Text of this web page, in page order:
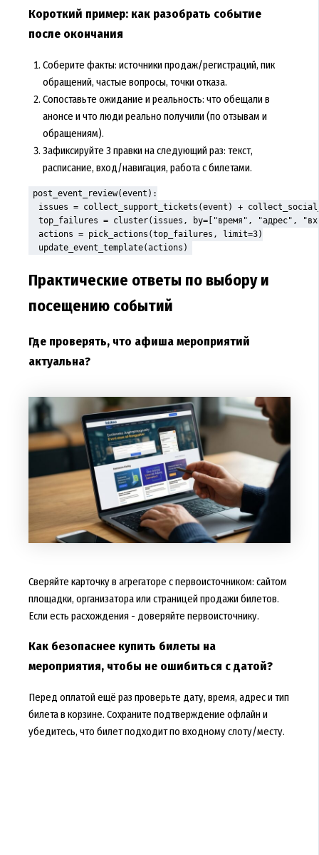
Короткий пример: как разобрать событие
после окончания
Соберите факты: источники продаж/регистраций, пик
обращений, частые вопросы, точки отказа.
Сопоставьте ожидание и реальность: что обещали в
анонсе и что люди реально получили (по отзывам и
обращениям).
Зафиксируйте 3 правки на следующий раз: текст,
расписание, вход/навигация, работа с билетами.
post_event_review(event):
issues = collect_support_tickets(event) +
top_failures = cluster(issues, by=["время", "адрес",
  actions = pick_actions(top_failures, limit=3)
Практические ответы по выбору и
посещению событий
Где проверять, что афиша мероприятий
актуальна?
Сверяйте карточку в агрегаторе с первоисточником: сайтом
площадки, организатора или страницей продажи билетов.
Если есть расхождения - доверяйте первоисточнику.
Как безопаснее купить билеты на
мероприятия, чтобы не ошибиться с датой?
Перед оплатой ещё раз проверьте дату, время, адрес и тип
билета в корзине. Сохраните подтверждение офлайн и
убедитесь, что билет подходит по входному слоту/месту.